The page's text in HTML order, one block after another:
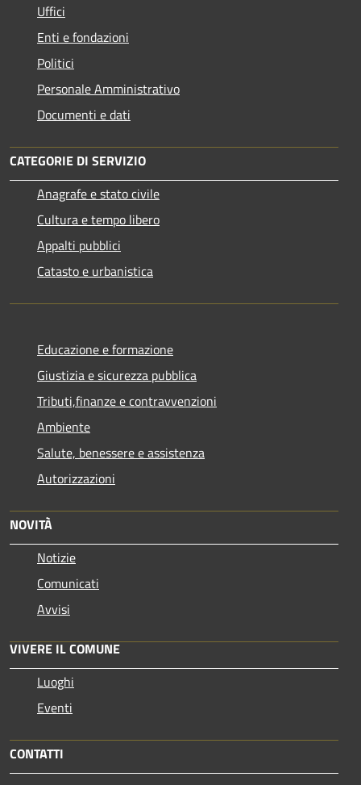
Uffici
Enti e fondazioni
Politici
Personale Amministrativo
Documenti e dati
CATEGORIE DI SERVIZIO
Anagrafe e stato civile
Cultura e tempo libero
Appalti pubblici
Catasto e urbanistica
Educazione e formazione
Giustizia e sicurezza pubblica
Tributi,finanze e contravvenzioni
Ambiente
Salute, benessere e assistenza
Autorizzazioni
NOVITÀ
Notizie
Comunicati
Avvisi
VIVERE IL COMUNE
Luoghi
Eventi
CONTATTI